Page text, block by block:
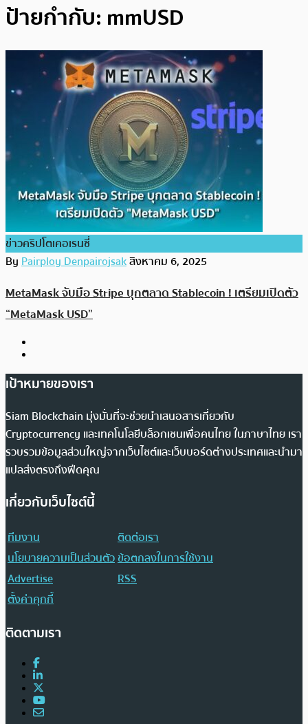
ป้ายกำกับ: mmUSD
ข่าวคริปโตเคอเรนซี่
ByPairploy Denpairojsakสิงหาคม 6, 2025
MetaMask จับมือ Stripe บุกตลาด Stablecoin ! เตรียมเปิดตัว
“MetaMask USD”
เป้าหมายของเรา
Siam Blockchain มุ่งมั่นที่จะช่วยนำเสนอสารเกี่ยวกับ
Cryptocurrency และเทคโนโลยีบล็อกเชนเพื่อคนไทย ในภาษาไทย เรา
รวบรวมข้อมูลส่วนใหญ่จากเว็บไซต์และเว็บบอร์ดต่างประเทศและนำมา
แปลส่งตรงถึงฟีดคุณ
เกี่ยวกับเว็บไซต์นี้
ทีมงาน
ติดต่อเรา
นโยบายความเป็นส่วนตัวข้อตกลงในการใช้งาน
Advertise
RSS
ตั้งค่าคุกกี้
ติดตามเรา